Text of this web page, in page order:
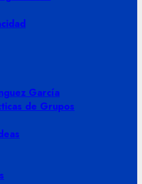
García
de Grupos